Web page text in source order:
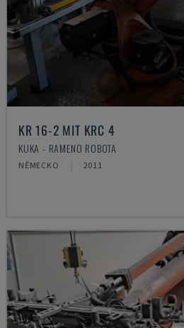
KR 16-2 MIT KRC 4
KUKA - RAMENO ROBOTA
NĚMECKO 2011